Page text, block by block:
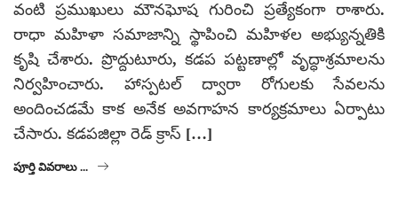
వంటి ప్రముఖులు మౌనఘోష గురించి ప్రత్యేకంగా రాశారు.
రాధా మహిళా సమాజాన్ని స్థాపించి మహిళల అభ్యున్నతికి
కృషి చేశారు. ప్రొద్దుటూరు, కడప పట్టణాల్లో వృద్ధాశ్రమాలను
నిర్వహించారు. హాస్పటల్‌ ద్వారా రోగులకు సేవలను
అందించడమే కాక అనేక అవగాహన కార్యక్రమాలు ఏర్పాటు
చేసారు. కడపజిల్లా రెడ్‌ క్రాస్‌ […]
పూర్తి వివరాలు ...